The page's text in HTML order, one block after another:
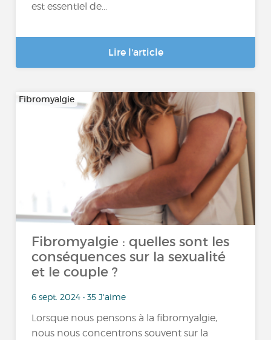
est essentiel de...
Lire l'article
Fibromyalgie
Fibromyalgie : quelles sont les
conséquences sur la sexualité
et le couple ?
6 sept. 2024 • 35 J'aime
Lorsque nous pensons à la fibromyalgie,
nous nous concentrons souvent sur la